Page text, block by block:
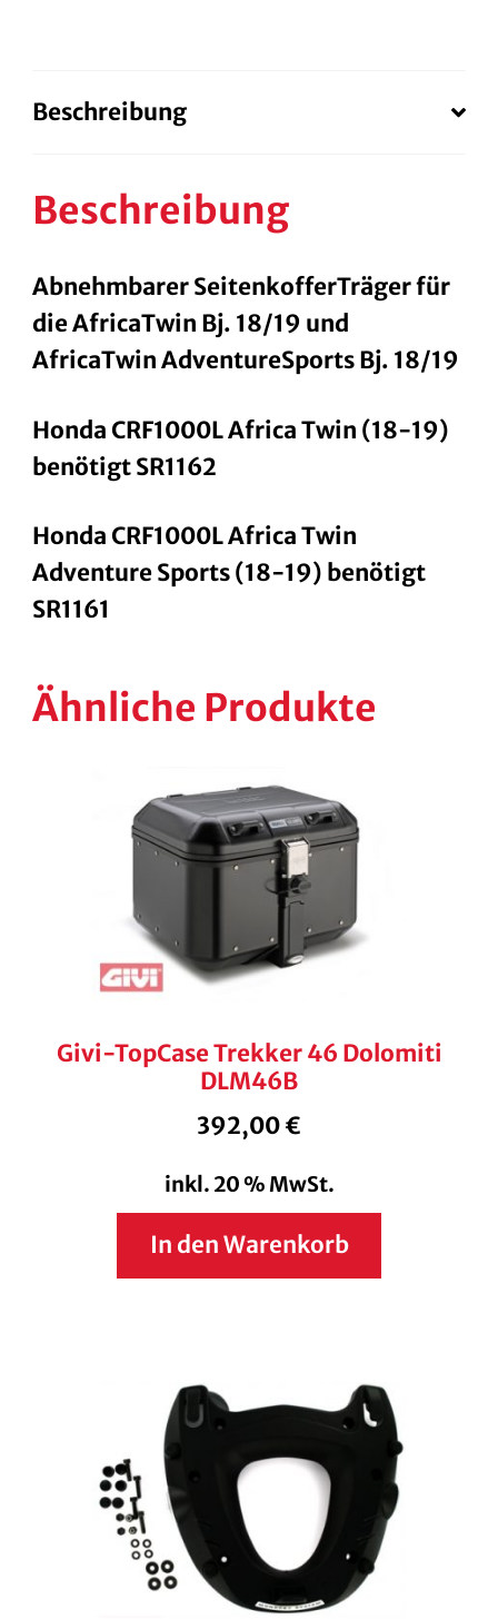
Beschreibung
Beschreibung
Abnehmbarer SeitenkofferTräger für
die AfricaTwin Bj. 18/19 und
AfricaTwin AdventureSports Bj. 18/19
Honda CRF1000L Africa Twin (18-19)
benötigt SR1162
Honda CRF1000L Africa Twin
Adventure Sports (18-19) benötigt
SR1161
Ähnliche Produkte
Givi-TopCase Trekker 46 Dolomiti
DLM46B
392,00€
inkl. 20 % MwSt.
In den Warenkorb